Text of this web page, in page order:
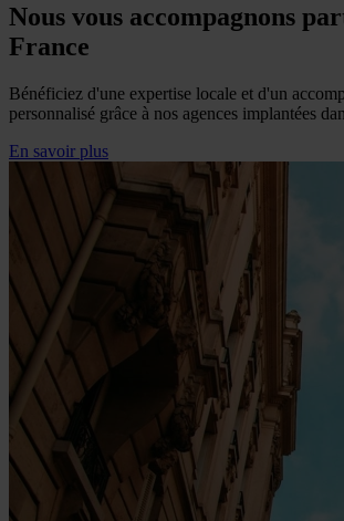
Nous vous accompagnons
France
Bénéficiez d'une expertise locale et d'un
personnalisé grâce à nos agences implantées
En savoir plus